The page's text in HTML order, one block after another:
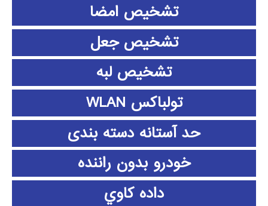
تشخیص امضا
تشخیص جعل
تشخیص لبه
تولباکس WLAN
حد آستانه دسته بندی
خودرو بدون راننده
داده كاوي